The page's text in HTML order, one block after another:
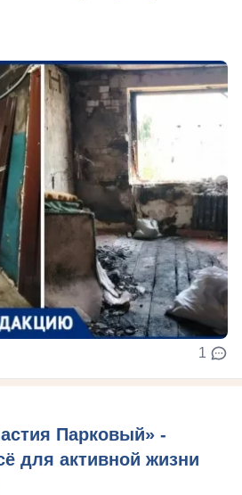
1
Парковый» -
для активной жизни